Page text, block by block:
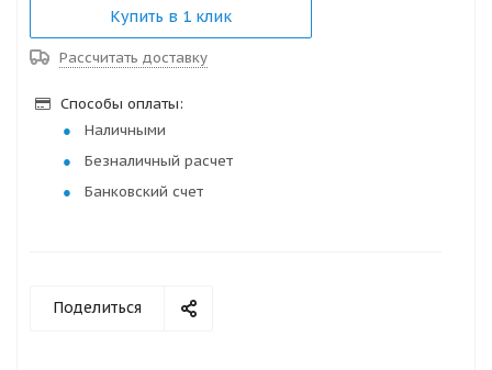
Купить в 1 клик
Рассчитать доставку
Способы оплаты:
Наличными
Безналичный расчет
Банковский счет
Поделиться